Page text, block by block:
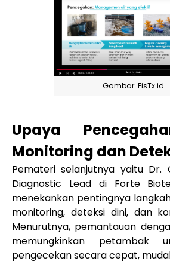
Gambar: FisTx.id
Upaya
Monitoring dan
Pemateri selanjutnya yaitu Dr.
Diagnostic Lead di Forte
menekankan pentingnya
monitoring, deteksi dini, dan
Menurutnya, pemantauan
memungkinkan petambak
pengecekan secara cepat,